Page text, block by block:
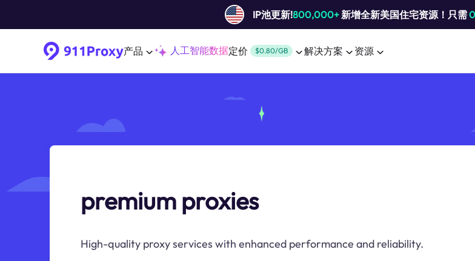
IP池更新!800,000+新增全新美国住宅资源！只需
产品 人工智能数据定价 $0.80/GB 解决方案 资源
premium proxies
High-quality proxy services with enhanced performance and reliability.